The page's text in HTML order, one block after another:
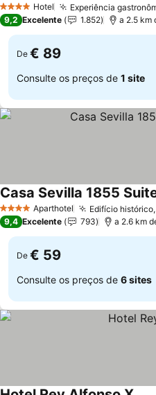
4 EstrelasHotel
Experiência
9,2 Excelente 1.852
De € 89
Consulte os preços de 1 site
4 EstrelasAparthotel Edifício
Casa Sevilla 1855
9,4 Excelente 793
De € 59
Consulte os preços de 6 sites